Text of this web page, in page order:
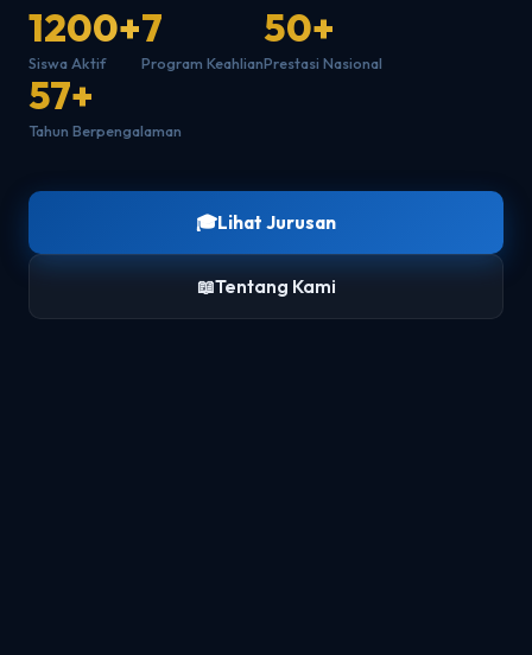
1200+
Siswa Aktif
7
Program Keahlian
50+
Prestasi Nasional
57+
Tahun Berpengalaman
🎓Lihat Jurusan
📖Tentang Kami